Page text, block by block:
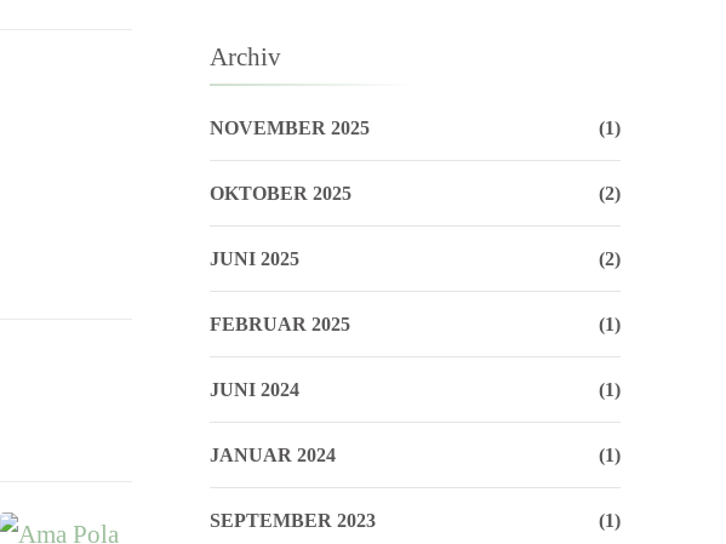
Archiv
NOVEMBER 2025 (1)
OKTOBER 2025 (2)
JUNI 2025 (2)
FEBRUAR 2025 (1)
JUNI 2024 (1)
JANUAR 2024 (1)
SEPTEMBER 2023 (1)